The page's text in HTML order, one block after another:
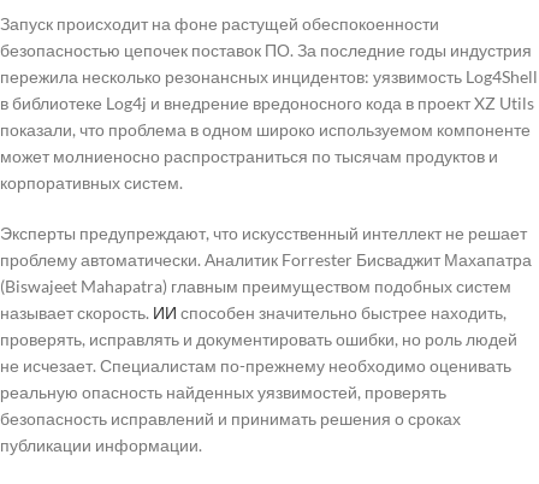
Запуск происходит на фоне растущей обеспокоенности
безопасностью цепочек поставок ПО. За последние годы индустрия
пережила несколько резонансных инцидентов: уязвимость Log4Shell
в библиотеке Log4j и внедрение вредоносного кода в проект XZ Utils
показали, что проблема в одном широко используемом компоненте
может молниеносно распространиться по тысячам продуктов и
корпоративных систем.
Эксперты предупреждают, что искусственный интеллект не решает
проблему автоматически. Аналитик Forrester Бисваджит Махапатра
(Biswajeet Mahapatra) главным преимуществом подобных систем
называет скорость. ИИ способен значительно быстрее находить,
проверять, исправлять и документировать ошибки, но роль людей
не исчезает. Специалистам по-прежнему необходимо оценивать
реальную опасность найденных уязвимостей, проверять
безопасность исправлений и принимать решения о сроках
публикации информации.